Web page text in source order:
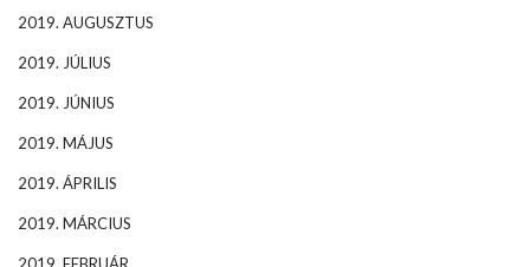
2019. AUGUSZTUS
2019. JÚLIUS
2019. JÚNIUS
2019. MÁJUS
2019. ÁPRILIS
2019. MÁRCIUS